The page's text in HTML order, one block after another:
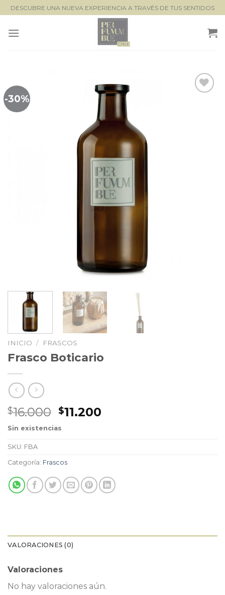
Saltar
al
contenido
DESCUBRE UNA NUEVA EXPERIENCIA A TRAVÉS DE TUS SENTIDOS
-30%
INICIO / FRASCOS
Frasco Boticario
$16.000 El
precio
original
$16.000.
$11.200
actual
$11.200.
Sin existencias
SKU: FBA
Categoría: Frascos
VALORACIONES (0)
Valoraciones
No hay valoraciones aún.